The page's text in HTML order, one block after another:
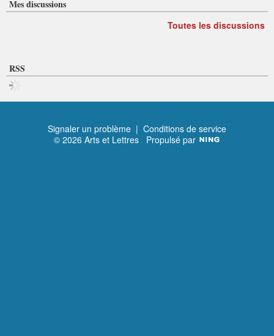
Mes discussions
Toutes les discussions
RSS
Signaler un problème | Conditions de service
© 2026 Arts et Lettres Propulsé par